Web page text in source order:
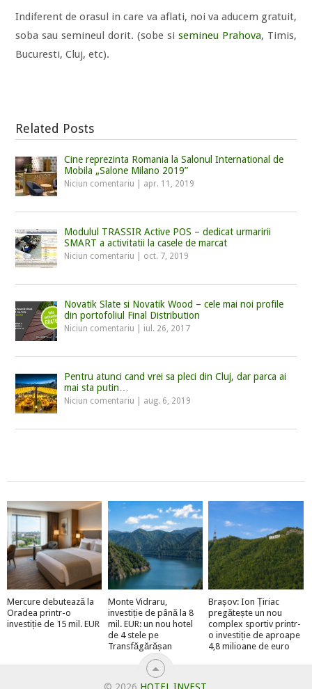
Indiferent de orasul in care va aflati, noi va aducem gratuit,
soba sau semineul dorit. (sobe si semineu Prahova, Timis,
Bucuresti, Cluj, etc).
Related Posts
Cine reprezinta Romania la Salonul International de
Mobila „Salone Milano 2019”
Niciun comentariu apr. 11, 2019
Modulul TRASSIR Active POS – dedicat urmaririi
SMART a activitatii la casele de marcat
Niciun comentariu oct. 7, 2019
Novatik Slate si Novatik Wood – cele mai noi profile
din portofoliul Final Distribution
Niciun comentariu iul. 26, 2017
Pentru atunci cand vrei sa pleci din Cluj, dar parca ai
mai sta putin…
Niciun comentariu aug. 6, 2019
Mercure debutează la
Oradea printr-o
investiție de 15 mil. EUR
Monte Vidraru,
investiție de până la 8
mil. EUR: un nou hotel
de 4 stele pe
Transfăgărășan
Brașov: Ion Țiriac
pregătește un nou
complex sportiv printr-
o investiție de aproape
4,8 milioane de euro
© 2026 HOTEL INVEST.